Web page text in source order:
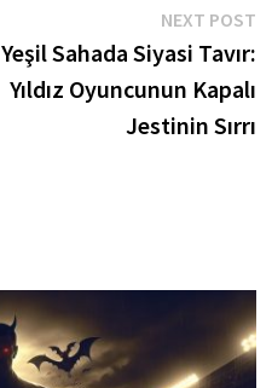
NEXT POST
Yeşil Sahada Siyasi Tavır:
Yıldız Oyuncunun Kapalı
Jestinin Sırrı